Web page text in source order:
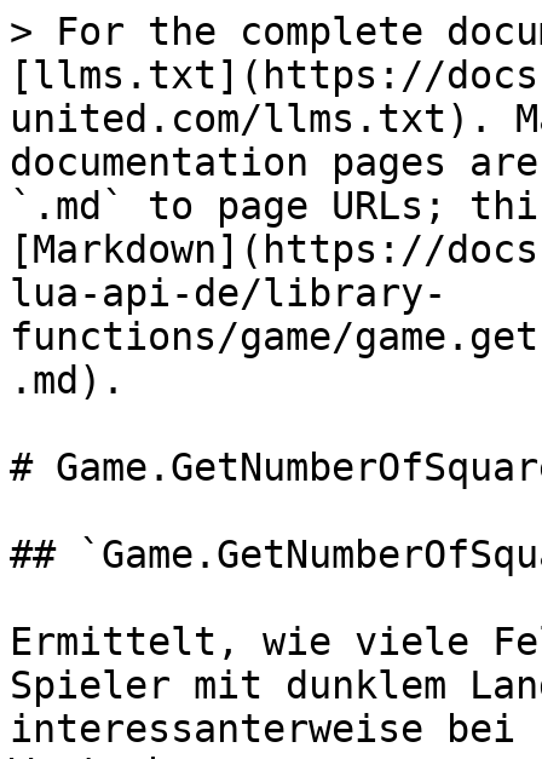
> For the complete
[llms.txt](https://
united.com/llms.txt).
documentation pages
`.md` to page URLs;
[Markdown](https://
lua-api-de/library-
functions/game/
.md).
#
##
Ermittelt, wie viele
Spieler mit dunklem
interessanterweise bei